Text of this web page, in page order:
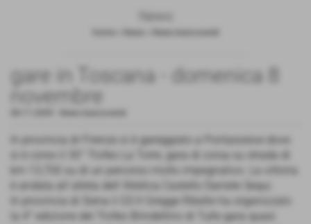
News
gare in Toscana - domenica 8
novembre
In provincia di Firenze si è gareggiato a Pontassieve dove
si è corso il 30° Trofeo La Torre, gara di corsa su strada di
km 13,700 su di un percorso molto impegnativo. La vittoria
è andata all´atleta dell´Atletica Castello Daniele Sequi.
In provincia di Siena il GS Il Gregge Ribelle ha organizzato
la 4° edizione del Trofeo Brindellino di Tulle gara quasi